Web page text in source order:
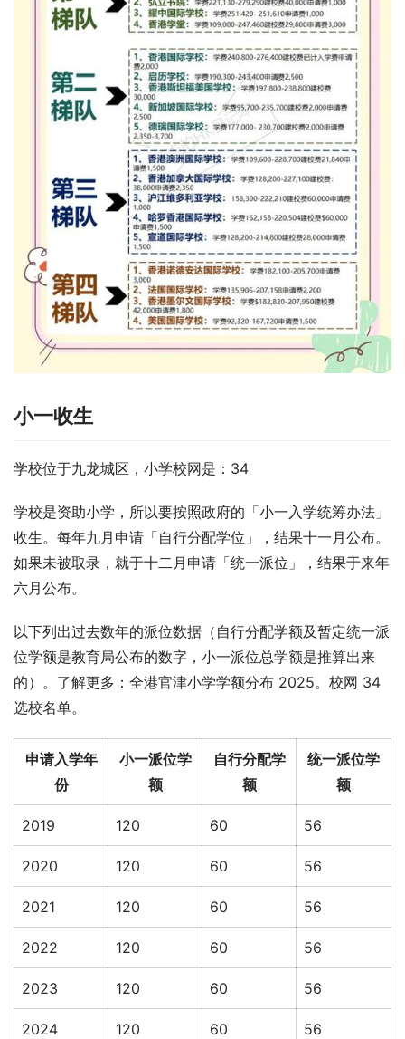
小一收生
学校位于九龙城区，小学校网是：34
学校是资助小学，所以要按照政府的「小一入学统筹办法」
收生。每年九月申请「自行分配学位」，结果十一月公布。
如果未被取录，就于十二月申请「统一派位」，结果于来年
六月公布。
以下列出过去数年的派位数据（自行分配学额及暂定统一派
位学额是教育局公布的数字，小一派位总学额是推算出来
的）。了解更多：全港官津小学学额分布 2025。校网 34
选校名单。
申请入学年
份
小一派位学
额
自行分配学
额
统一派位学
额
2019 120 60 56
2020 120 60 56
2021 120 60 56
2022 120 60 56
2023 120 60 56
2024 120 60 56